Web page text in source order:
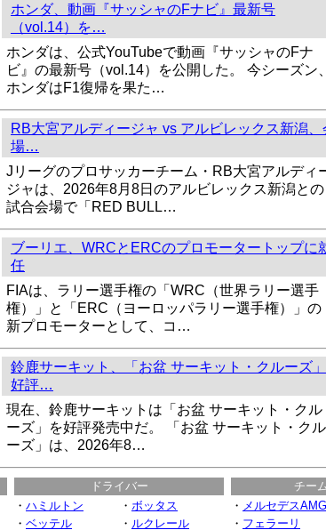
ホンダ、動画『サッシャのFナビ』最新号
（vol.14）を…
ホンダは、公式YouTubeで動画『サッシャのFナ
ビ』の最新号（vol.14）を公開した。 今シーズン、
ホンダはF1復帰を果た…
RB大宮アルディージャ vs アルビレックス新潟、
場…
Jリーグのプロサッカーチーム・RB大宮アルディ
ジャは、2026年8月8日のアルビレックス新潟との
試合会場で「RED BULL…
ブーリエ、WRCとERCのプロモータートップに
任
FIAは、ラリー選手権の「WRC（世界ラリー選手
権）」と「ERC（ヨーロッパラリー選手権）」の
新プロモーターとして、コ…
鈴鹿サーキット、「お盆 サーキット・クルーズ」
好評…
現在、鈴鹿サーキットは「お盆 サーキット・クル
ーズ」を好評発売中だ。 「お盆 サーキット・クル
ーズ」は、2026年8…
ドライバー
チー
・ ハミルトン
・ ベッテル
・ ボッタス
・ ルクレール
・ メルセデスAMG
・ フェラーリ